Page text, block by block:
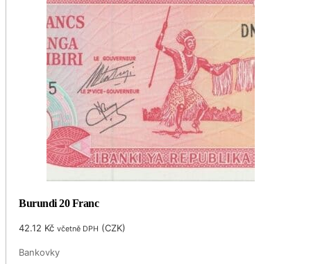
Burundi 20 Franc
42.12 Kč včetně DPH (CZK)
Bankovky